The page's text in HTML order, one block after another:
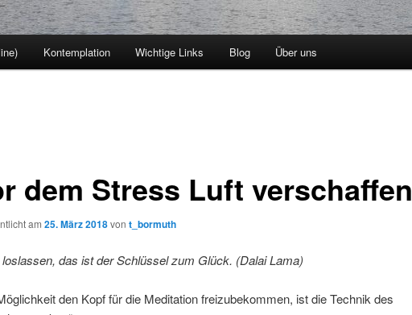
Kontemplation Wichtige Links Blog Über uns
dem Stress Luft verschaffen
am 25. März 2018von t_bormuth
das ist der Schlüssel zum Glück. (Dalai Lama)
den Kopf für die Meditation freizubekommen, ist die Technik des